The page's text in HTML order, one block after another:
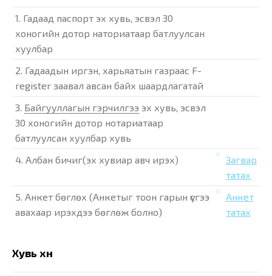
1. Гадаад паспорт эх хувь, эсвэл 30
хоногийн дотор наториатаар батлуулсан
хуулбар
2. Гадаадын иргэн, харьяатын газраас F-
register заавал авсан байх шаардлагатай
3. Байгууллагын гэрчилгээ эх хувь, эсвэл
30 хоногийн дотор нотариатаар
батлуулсан хуулбар хувь
4. Албан бичиг(эх хувиар авч ирэх)
Загвар
татах
5. Анкет бөглөх (Анкетыг тоон гарын үсгээ
авахаар ирэхдээ бөглөж болно)
Анкет
татах
Хувь хүн